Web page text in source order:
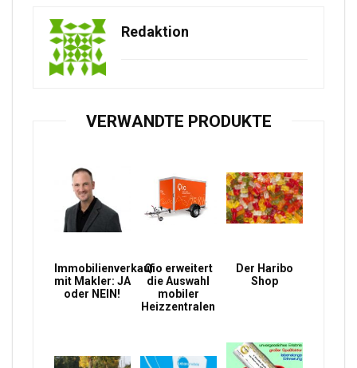
Redaktion
VERWANDTE PRODUKTE
Immobilienverkauf
mit Makler: JA
oder NEIN!
Qio erweitert
die Auswahl
mobiler
Heizzentralen
Der Haribo
Shop